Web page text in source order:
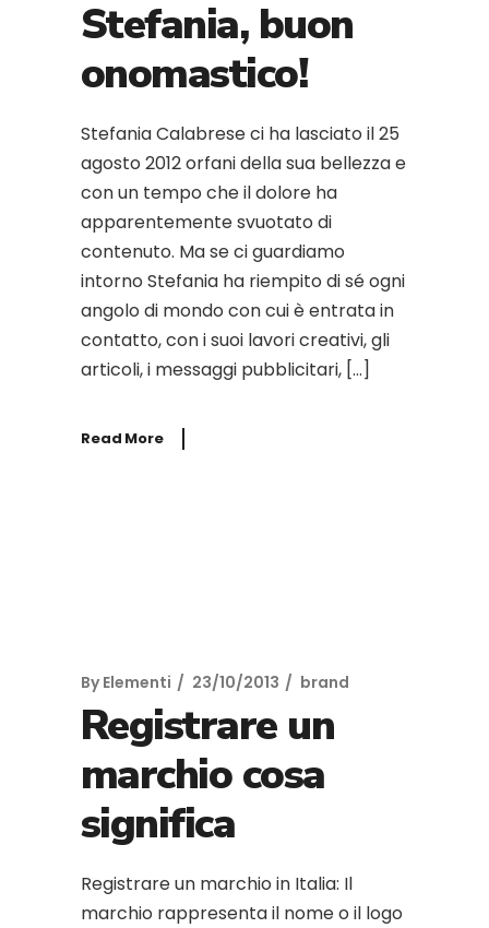
Stefania, buon
onomastico!
Stefania Calabrese ci ha lasciato il 25
agosto 2012 orfani della sua bellezza e
con un tempo che il dolore ha
apparentemente svuotato di
contenuto. Ma se ci guardiamo
intorno Stefania ha riempito di sé ogni
angolo di mondo con cui è entrata in
contatto, con i suoi lavori creativi, gli
articoli, i messaggi pubblicitari, […]
Read More
By Elementi 23/10/2013 brand
Registrare un
marchio cosa
significa
Registrare un marchio in Italia: Il
marchio rappresenta il nome o il logo